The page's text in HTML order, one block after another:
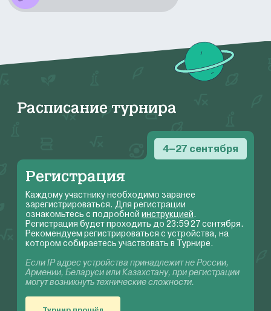
Расписание турнира
4–27 сентября
Регистрация
Каждому участнику необходимо заранее
зарегистрироваться. Для регистрации
ознакомьтесь с подробной инструкцией.
Регистрация будет проходить до 23:59 27 сентября.
Рекомендуем регистрироваться с устройства, на
котором собираетесь участвовать в Турнире.
Если IP адрес устройства принадлежит не России,
Армении, Беларуси или Казахстану, при регистрации
могут возникнуть технические сложности.